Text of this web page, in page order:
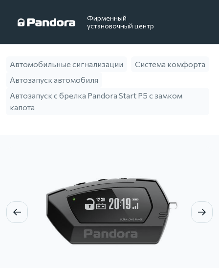
Фирменный
установочный центр
Автомобильные сигнализации
Система комфорта
Автозапуск автомобиля
Автозапуск с брелка Pandora Start P5 с замком
капота